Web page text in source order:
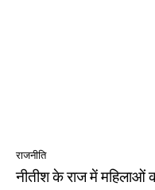
राजनीति
नीतीश के राज में